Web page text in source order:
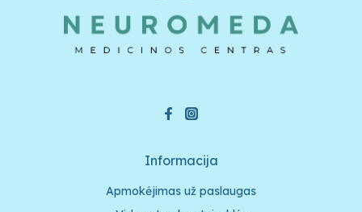
Informacija
Apmokėjimas už paslaugas